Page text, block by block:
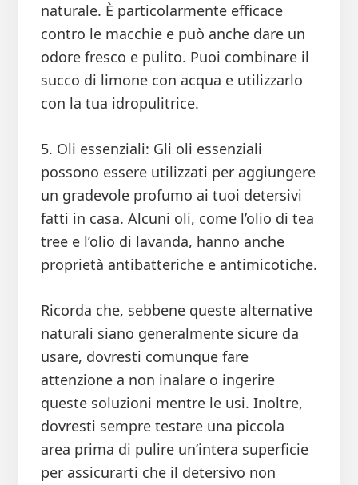
naturale. È particolarmente efficace
contro le macchie e può anche dare un
odore fresco e pulito. Puoi combinare il
succo di limone con acqua e utilizzarlo
con la tua idropulitrice.
5. Oli essenziali: Gli oli essenziali
possono essere utilizzati per aggiungere
un gradevole profumo ai tuoi detersivi
fatti in casa. Alcuni oli, come l’olio di tea
tree e l’olio di lavanda, hanno anche
proprietà antibatteriche e antimicotiche.
Ricorda che, sebbene queste alternative
naturali siano generalmente sicure da
usare, dovresti comunque fare
attenzione a non inalare o ingerire
queste soluzioni mentre le usi. Inoltre,
dovresti sempre testare una piccola
area prima di pulire un’intera superficie
per assicurarti che il detersivo non